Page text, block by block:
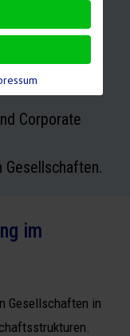
Corporate
Gesellschaften.
im
Gesellschaften in